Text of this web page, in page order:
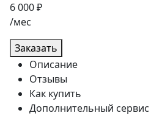
6 000 ₽
/мес
Заказать
Описание
Отзывы
Как купить
Дополнительный сервис